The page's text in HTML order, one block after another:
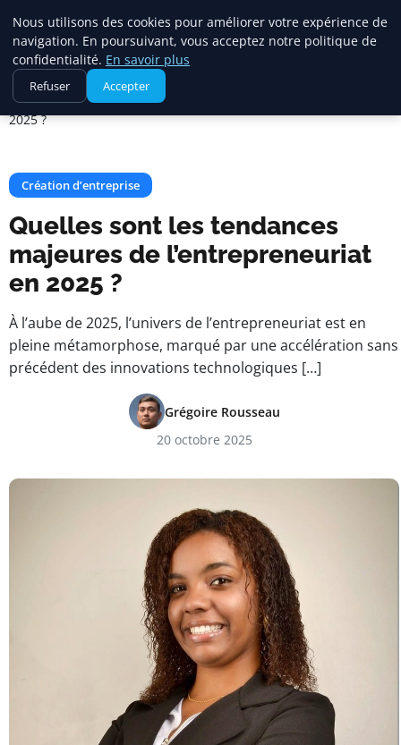
Square Annuaire
Accueil
Création d’entreprise
Quelles sont les tendances majeures de l’entrepreneuriat en
2025 ?
Création d’entreprise
Quelles sont les tendances
majeures de l’entrepreneuriat
en 2025 ?
À l’aube de 2025, l’univers de l’entrepreneuriat est en
pleine métamorphose, marqué par une accélération sans
précédent des innovations technologiques […]
Grégoire Rousseau
20 octobre 2025
Nous utilisons des cookies pour améliorer votre expérience de
navigation. En poursuivant, vous acceptez notre politique de
confidentialité. En savoir plus
Refuser Accepter